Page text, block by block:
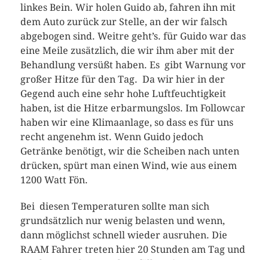
linkes Bein. Wir holen Guido ab, fahren ihn mit
dem Auto zurück zur Stelle, an der wir falsch
abgebogen sind. Weitre geht’s. für Guido war das
eine Meile zusätzlich, die wir ihm aber mit der
Behandlung versüßt haben. Es gibt Warnung vor
großer Hitze für den Tag. Da wir hier in der
Gegend auch eine sehr hohe Luftfeuchtigkeit
haben, ist die Hitze erbarmungslos. Im Followcar
haben wir eine Klimaanlage, so dass es für uns
recht angenehm ist. Wenn Guido jedoch
Getränke benötigt, wir die Scheiben nach unten
drücken, spürt man einen Wind, wie aus einem
1200 Watt Fön.
Bei diesen Temperaturen sollte man sich
grundsätzlich nur wenig belasten und wenn,
dann möglichst schnell wieder ausruhen. Die
RAAM Fahrer treten hier 20 Stunden am Tag und